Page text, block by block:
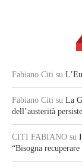
Fabiano Citi su
Fabiano Citi su La
dell’austerità persiste
CITI FABIANO su
“Bisogna